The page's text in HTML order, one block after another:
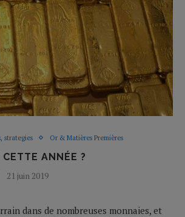
strategies Or & Matières Premières
ANNÉE ?
21 juin 2019
dans de nombreuses monnaies, et